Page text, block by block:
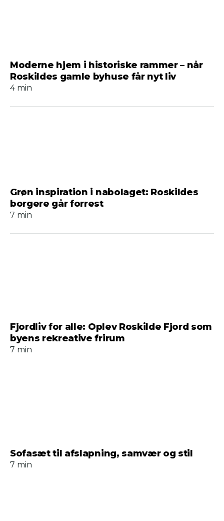
Moderne hjem i historiske rammer – når
Roskildes gamle byhuse får nyt liv
4 min
Grøn inspiration i nabolaget: Roskildes
borgere går forrest
7 min
Fjordliv for alle: Oplev Roskilde Fjord som
byens rekreative frirum
7 min
Sofasæt til afslapning, samvær og stil
7 min